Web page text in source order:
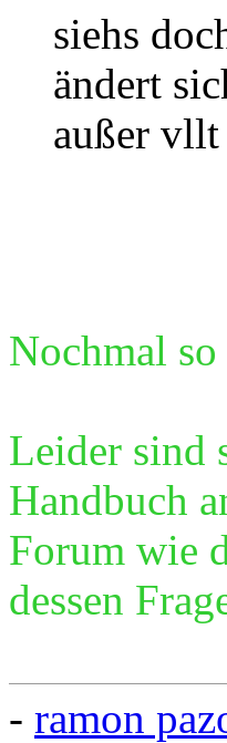
siehs
ändert
außer vllt
Nochmal
Leider sind
Handbuch
Forum wie
dessen
- ramon